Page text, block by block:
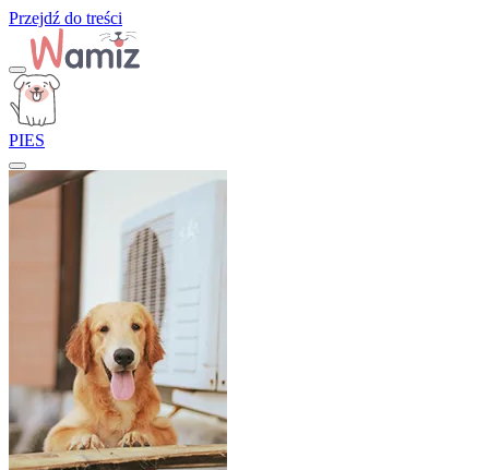
Przejdź do treści
PIES